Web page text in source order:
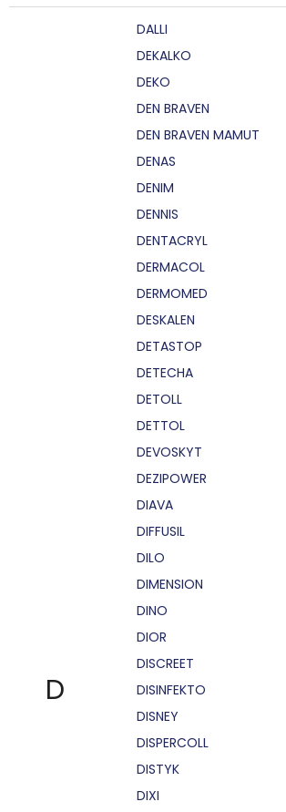
D
DALLI
DEKALKO
DEKO
DEN BRAVEN
DEN BRAVEN MAMUT
DENAS
DENIM
DENNIS
DENTACRYL
DERMACOL
DERMOMED
DESKALEN
DETASTOP
DETECHA
DETOLL
DETTOL
DEVOSKYT
DEZIPOWER
DIAVA
DIFFUSIL
DILO
DIMENSION
DINO
DIOR
DISCREET
DISINFEKTO
DISNEY
DISPERCOLL
DISTYK
DIXI